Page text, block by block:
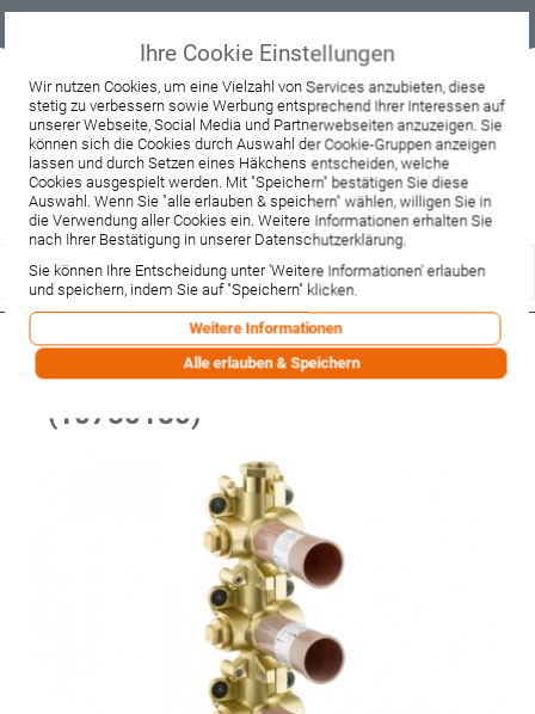
Beratung & Verkauf
+49 37467 66944
Montag - Freitag:
10:00 - 12:00 Uhr
13:00 - 16:00 Uhr
Samstag:
9:00 - 12:00 Uhr
Lieferzeitanfrage Widerruf
Hansgrohe Thermostatmodul
Unterputz Axor Starck Grundset
(10750180)
Ihre Cookie Einstellungen
Wir nutzen Cookies, um eine Vielzahl von Services anzubieten, diese
stetig zu verbessern sowie Werbung entsprechend Ihrer Interessen auf
unserer Webseite, Social Media und Partnerwebseiten anzuzeigen. Sie
können sich die Cookies durch Auswahl der Cookie-Gruppen anzeigen
lassen und durch Setzen eines Häkchens entscheiden, welche
Cookies ausgespielt werden. Mit "Speichern" bestätigen Sie diese
Auswahl. Wenn Sie "alle erlauben & speichern" wählen, willigen Sie in
die Verwendung aller Cookies ein. Weitere Informationen erhalten Sie
nach Ihrer Bestätigung in unserer Datenschutzerklärung.
Sie können Ihre Entscheidung unter 'Weitere Informationen' erlauben
und speichern, indem Sie auf "Speichern" klicken.
Weitere Informationen
Alle erlauben & Speichern